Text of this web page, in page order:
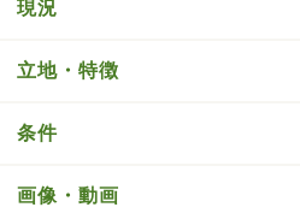
現況
立地・特徴
条件
画像・動画